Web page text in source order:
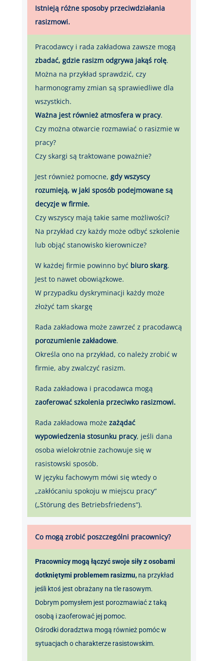
Istnieją różne sposoby przeciwdziałania
rasizmowi.
Pracodawcy i rada zakładowa zawsze mogą
zbadać, gdzie rasizm odgrywa jakąś rolę.
Można na przykład sprawdzić, czy
harmonogramy zmian są sprawiedliwe dla
wszystkich.
Ważna jest również atmosfera w pracy.
Czy można otwarcie rozmawiać o rasizmie w
pracy?
Czy skargi są traktowane poważnie?
Jest również pomocne, gdy wszyscy
rozumieją, w jaki sposób podejmowane są
decyzje w firmie.
Czy wszyscy mają takie same możliwości?
Na przykład czy każdy może odbyć szkolenie
lub objąć stanowisko kierownicze?
W każdej firmie powinno być biuro skarg.
Jest to nawet obowiązkowe.
W przypadku dyskryminacji każdy może
złożyć tam skargę
Rada zakładowa może zawrzeć z pracodawcą
porozumienie zakładowe.
Określa ono na przykład, co należy zrobić w
firmie, aby zwalczyć rasizm.
Rada zakładowa i pracodawca mogą
zaoferować szkolenia przeciwko rasizmowi.
Rada zakładowa może zażądać
wypowiedzenia stosunku pracy, jeśli dana
osoba wielokrotnie zachowuje się w
rasistowski sposób.
W języku fachowym mówi się wtedy o
„zakłócaniu spokoju w miejscu pracy“
(„Störung des Betriebsfriedens“).
Co mogą zrobić poszczególni pracownicy?
Pracownicy mogą łączyć swoje siły z osobami
dotkniętymi problemem rasizmu, na przykład
jeśli ktoś jest obrażany na tle rasowym.
Dobrym pomysłem jest porozmawiać z taką
osobą i zaoferować jej pomoc.
Ośrodki doradztwa mogą również pomóc w
sytuacjach o charakterze rasistowskim.